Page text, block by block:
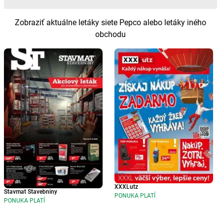
Zobraziť aktuálne letáky siete Pepco alebo letáky iného
obchodu
Stavmat Stavebniny
PONUKA PLATÍ
XXXLutz
PONUKA PLATÍ